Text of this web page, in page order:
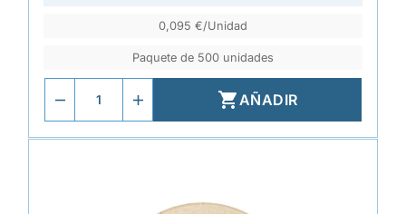
0,095 €/Unidad
Paquete de 500 unidades
AÑADIR